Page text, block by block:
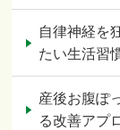
自律神経を
たい生活習
産後お腹ぽ
る改善アプ